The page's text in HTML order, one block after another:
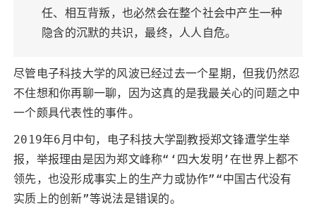
任、相互背叛，也必然会在整个社会中产生一种
隐含的沉默的共识，最终，人人自危。
尽管电子科技大学的风波已经过去一个星期，但我仍然忍
不住想和你再聊一聊，因为这真的是我最关心的问题之中
一个颇具代表性的事件。
2019年6月中旬，电子科技大学副教授郑文锋遭学生举
报，举报理由是因为郑文峰称“‘四大发明’在世界上都不
领先，也没形成事实上的生产力或协作”“中国古代没有
实质上的创新”等说法是错误的。